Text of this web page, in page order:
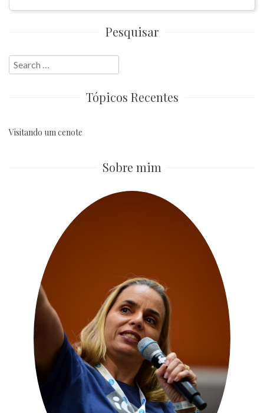
Pesquisar
Search
for:
Tópicos Recentes
Visitando um cenote
Sobre mim